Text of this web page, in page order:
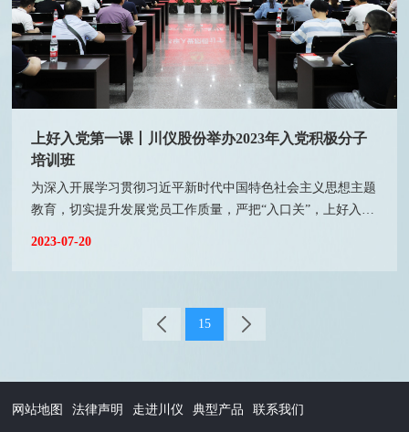
上好入党第一课丨川仪股份举办2023年入党积极分子
培训班
为深入开展学习贯彻习近平新时代中国特色社会主义思想主题
教育，切实提升发展党员工作质量，严把“入口关”，上好入党
义；加强理论学习，始终坚持学思用结合统一；端正入党动
2023-07-20
15
网站地图 法律声明 走进川仪 典型产品 联系我们